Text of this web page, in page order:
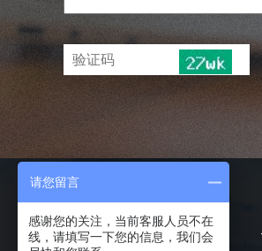
请您留言
感谢您的关注，当前客服人员不在
线，请填写一下您的信息，我们会